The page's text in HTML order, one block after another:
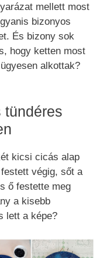
mellett most
bizonyos
És bizony sok
hogy ketten most
alkottak?
tündéres
kicsi cicás alap
végig, sőt a
ő festette meg
a kisebb
lett a képe?